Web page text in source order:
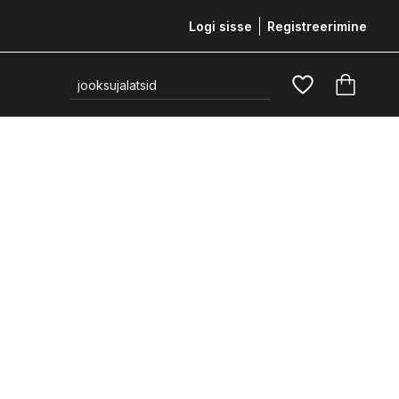
Logi sisse Registreerimine